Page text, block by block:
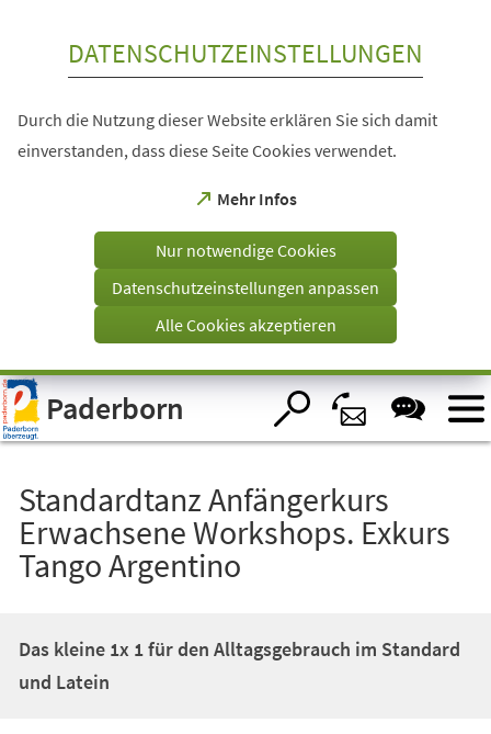
Visuelle
Assistenzsoftware
öffnen.
DATENSCHUTZEINSTELLUNGEN
Durch die Nutzung dieser Website erklären Sie sich damit
einverstanden, dass diese Seite Cookies verwendet.
Mehr Infos
(Öffnet
einem
Tab)
Nur notwendige Cookies
Datenschutzeinstellungen anpassen
Alle Cookies akzeptieren
Paderborn
Standardtanz Anfängerkurs
Erwachsene Workshops. Exkurs
Tango Argentino
Das kleine 1x 1 für den Alltagsgebrauch im Standard
und Latein